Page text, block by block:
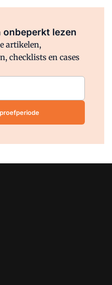
onbeperkt lezen
artikelen,
checklists en cases